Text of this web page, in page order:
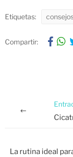
Etiquetas:
Compartir: